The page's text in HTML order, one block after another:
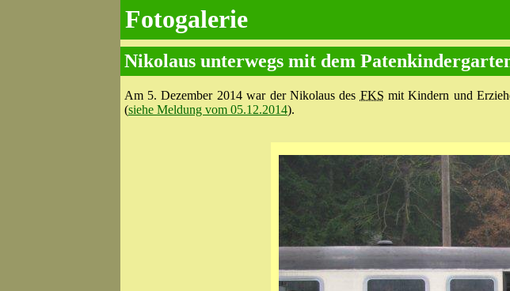
Fotogalerie
Nikolaus unterwegs mit dem
Am 5. Dezember 2014 war der Nikolaus des FKS mit Kindern und
(siehe Meldung vom 05.12.2014).